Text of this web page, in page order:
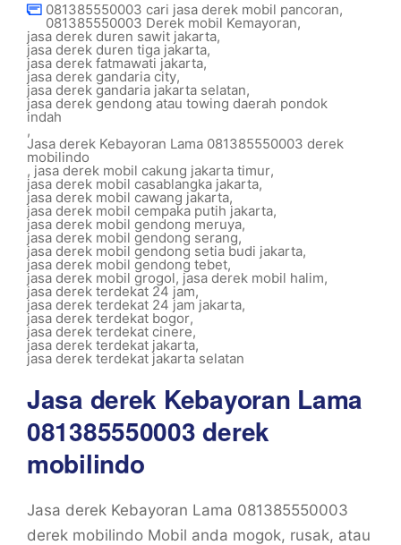
081385550003 cari jasa derek mobil pancoran,
081385550003 Derek mobil Kemayoran,
jasa derek duren sawit jakarta,
jasa derek duren tiga jakarta,
jasa derek fatmawati jakarta,
jasa derek gandaria city,
jasa derek gandaria jakarta selatan,
jasa derek gendong atau towing daerah pondok
indah
,
Jasa derek Kebayoran Lama 081385550003 derek
mobilindo
, jasa derek mobil cakung jakarta timur,
jasa derek mobil casablangka jakarta,
jasa derek mobil cawang jakarta,
jasa derek mobil cempaka putih jakarta,
jasa derek mobil gendong meruya,
jasa derek mobil gendong serang,
jasa derek mobil gendong setia budi jakarta,
jasa derek mobil gendong tebet,
jasa derek mobil grogol, jasa derek mobil halim,
jasa derek terdekat 24 jam,
jasa derek terdekat 24 jam jakarta,
jasa derek terdekat bogor,
jasa derek terdekat cinere,
jasa derek terdekat jakarta,
jasa derek terdekat jakarta selatan
Jasa derek Kebayoran Lama
081385550003 derek
mobilindo
Jasa derek Kebayoran Lama 081385550003
derek mobilindo Mobil anda mogok, rusak, atau